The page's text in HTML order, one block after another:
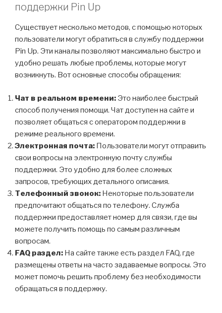
поддержки Pin Up
Существует несколько методов, с помощью которых
пользователи могут обратиться в службу поддержки
Pin Up. Эти каналы позволяют максимально быстро и
удобно решать любые проблемы, которые могут
возникнуть. Вот основные способы обращения:
Чат в реальном времени: Это наиболее быстрый
способ получения помощи. Чат доступен на сайте и
позволяет общаться с оператором поддержки в
режиме реального времени.
Электронная почта: Пользователи могут отправить
свои вопросы на электронную почту службы
поддержки. Это удобно для более сложных
запросов, требующих детального описания.
Телефонный звонок: Некоторые пользователи
предпочитают общаться по телефону. Служба
поддержки предоставляет номер для связи, где вы
можете получить помощь по самым различным
вопросам.
FAQ раздел: На сайте также есть раздел FAQ, где
размещены ответы на часто задаваемые вопросы. Это
может помочь решить проблему без необходимости
обращаться в поддержку.